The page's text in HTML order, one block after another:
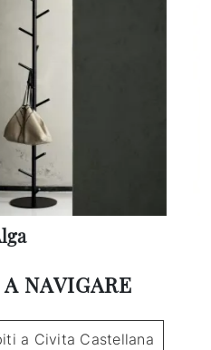
NAVIGARE
a Civita Castellana